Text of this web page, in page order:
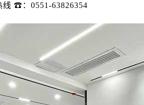
线 ☎：0551-63826354